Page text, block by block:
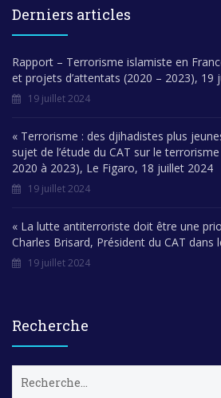
Derniers articles
Rapport – Terrorisme islamiste en
et projets d’attentats (2020 – 2023), 19
19 juillet 2024
« Terrorisme : des djihadistes plus
sujet de l’étude du CAT sur le
2020 à 2023), Le Figaro, 18 juillet 2024
19 juillet 2024
« La lutte antiterroriste doit être une
Charles Brisard, Président du CAT dans
19 juillet 2024
Recherche